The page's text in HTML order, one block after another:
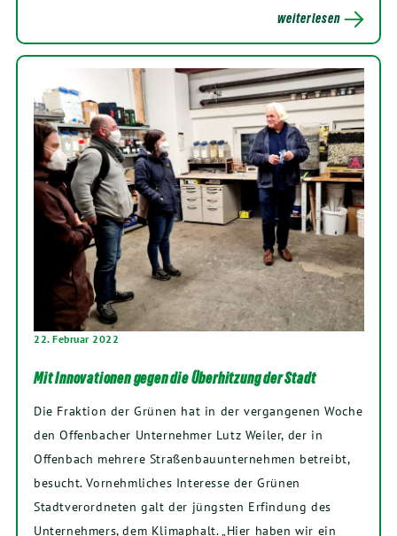
weiterlesen
22. Februar 2022
Mit Innovationen gegen die Überhitzung der Stadt
Die Fraktion der Grünen hat in der vergangenen Woche
den Offenbacher Unternehmer Lutz Weiler, der in
Offenbach mehrere Straßenbauunternehmen betreibt,
besucht. Vornehmliches Interesse der Grünen
Stadtverordneten galt der jüngsten Erfindung des
Unternehmers, dem Klimaphalt. „Hier haben wir ein